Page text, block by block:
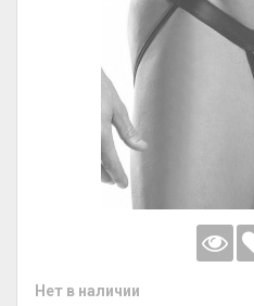
Нет в наличии